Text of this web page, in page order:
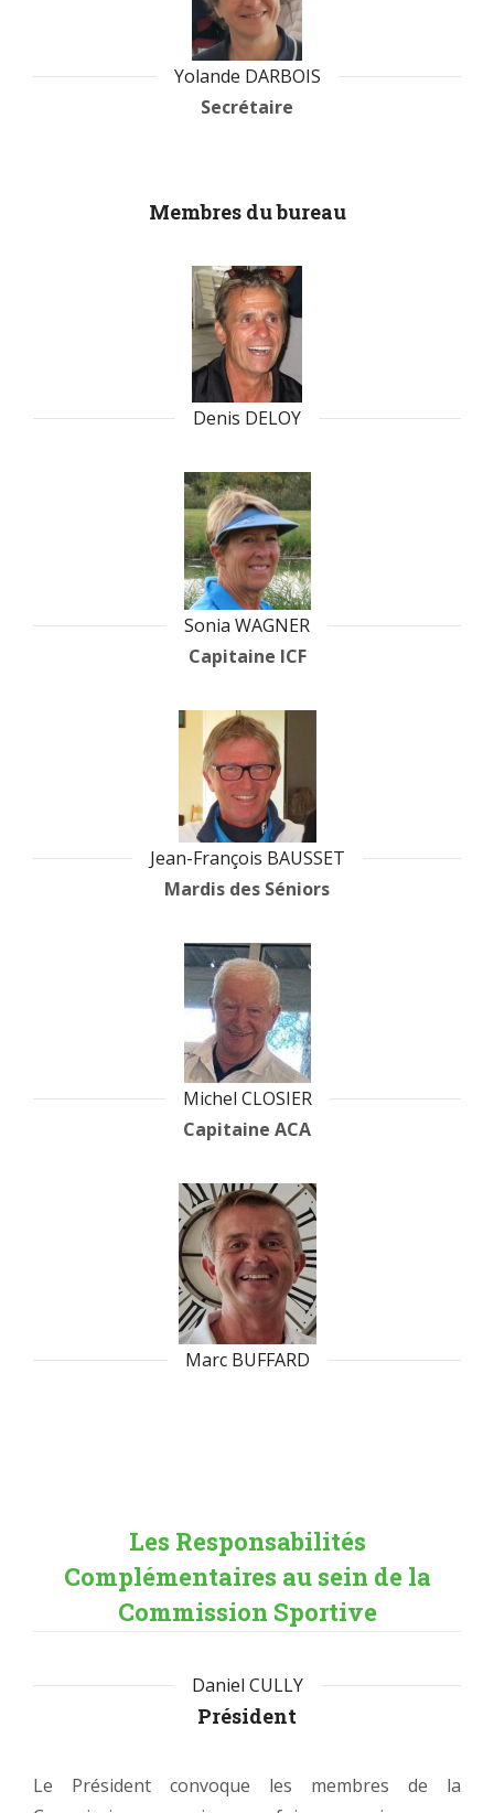
Yolande DARBOIS
Secrétaire
Membres du bureau
Denis DELOY
Sonia WAGNER
Capitaine ICF
Jean-François BAUSSET
Mardis des Séniors
Michel CLOSIER
Capitaine ACA
Marc BUFFARD
Les Responsabilités
Complémentaires au sein de la
Commission Sportive
Daniel CULLY
Président
Le Président convoque les membres de la